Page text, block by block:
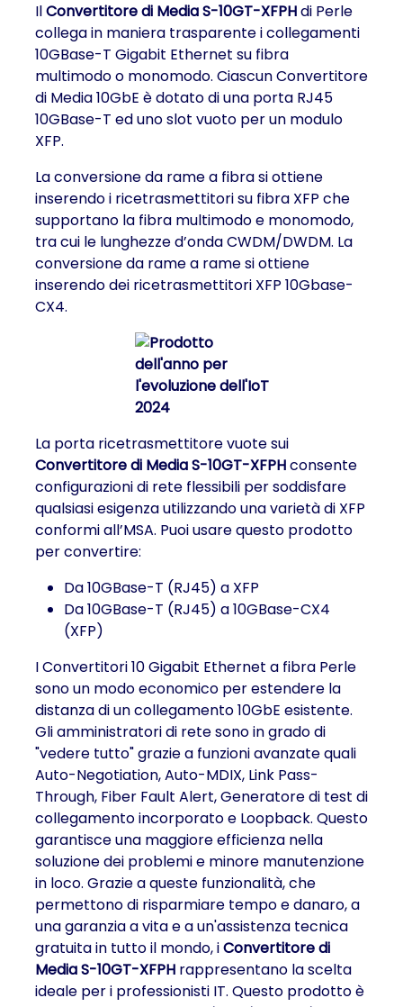
IlConvertitore di Media S-10GT-XFPHdi Perle
collega in maniera trasparente i collegamenti
10GBase-T Gigabit Ethernet su fibra
multimodo o monomodo. Ciascun Convertitore
di Media 10GbE è dotato di una porta RJ45
10GBase-T ed uno slot vuoto per un modulo
XFP.
La conversione da rame a fibra si ottiene
inserendo i ricetrasmettitori su fibra XFP che
supportano la fibra multimodo e monomodo,
tra cui le lunghezze d’onda CWDM/DWDM. La
conversione da rame a rame si ottiene
inserendo dei ricetrasmettitori XFP 10Gbase-
CX4.
La porta ricetrasmettitore vuote sui
Convertitore di Media S-10GT-XFPHconsente
configurazioni di rete flessibili per soddisfare
qualsiasi esigenza utilizzando una varietà di XFP
conformi all’MSA. Puoi usare questo prodotto
per convertire:
Da 10GBase-T (RJ45) a XFP
Da 10GBase-T (RJ45) a 10GBase-CX4
(XFP)
I Convertitori 10 Gigabit Ethernet a fibra Perle
sono un modo economico per estendere la
distanza di un collegamento 10GbE esistente.
Gli amministratori di rete sono in grado di
"vedere tutto" grazie a funzioni avanzate quali
Auto-Negotiation, Auto-MDIX, Link Pass-
Through, Fiber Fault Alert, Generatore di test di
collegamento incorporato e Loopback. Questo
garantisce una maggiore efficienza nella
soluzione dei problemi e minore manutenzione
in loco. Grazie a queste funzionalità, che
permettono di risparmiare tempo e danaro, a
una garanzia a vita e a un'assistenza tecnica
gratuita in tutto il mondo, iConvertitore di
Media S-10GT-XFPH rappresentano la scelta
ideale per i professionisti IT. Questo prodotto è